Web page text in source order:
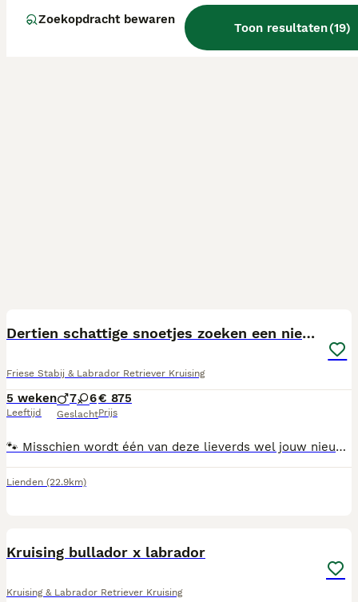
Zoekopdracht bewaren
Toon resultaten(19)
Dertien schattige snoetjes zoeken een nieuw thuis
Friese Stabij & Labrador Retriever Kruising
5 weken
Leeftijd
7 6
Geslacht
€ 875
Prijs
🐾 Misschien wordt één van deze lieverds wel jouw nieuwe beste vriend! ❤️ Op 28 juni zijn wij met z'n 13-en geboren en we groeien op in een liefdevolle, huiselijke omgeving in Lienden. We zijn een vrolijk nest van 7 stoere reutjes en 6 lieve teefjes, in verschillende kleuren: licht, donkerbruin en zwart. Onze papa is een Labrador Retriever × Labradoodle en onze mama een Friese Stabij x Labrador Retriever. Daardoor combineren we het vriendelijke en speelse karakter van de Labrador met de intelligentie, trouw en nieuwsgierigheid van de Friese Stabij. We zijn sociaal, aanhankelijk, leergierig en dol op gezelligheid – eigenschappen die ons fijne gezinshonden maken. Vanaf 8 weken zijn ze klaar om uit te vliegen naar een warm en liefdevol thuis. Tegen die tijd zijn we: 🐶 Gechipt 💉 Gevaccineerd 🪱 Meerdere keren ontwormd 🩺 Nagekeken door de dierenarts 📘 Voorzien van een Europees paspoort Ben je benieuwd of één van ons bij jouw gezin past? Je bent van harte welkom om kennis te komen maken. Wie weet kiezen wij jou wel uit! 💛
Lienden (22.9km)
Kruising bullador x labrador
Kruising & Labrador Retriever Kruising